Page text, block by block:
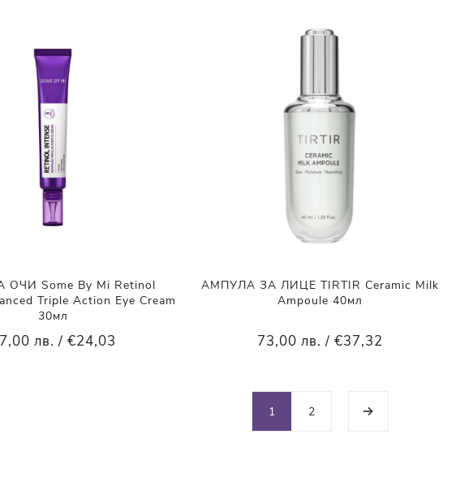
ОЧИ Some By Mi Retinol
Triple Action Eye Cream
30мл
лв. / €24,03
АМПУЛА ЗА ЛИЦЕ TIRTIR Ceramic Milk
Ampoule 40мл
73,00 лв. / €37,32
1 2